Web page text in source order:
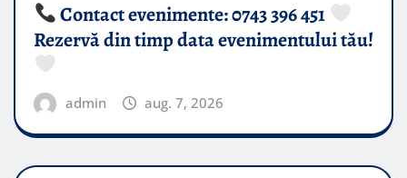
Contact evenimente: 0743 396 451
Rezervă din timp data evenimentului tău!
admin aug. 7, 2026